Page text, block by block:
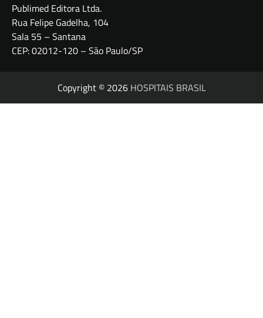
Publimed Editora Ltda.
Rua Felipe Gadelha, 104
Sala 55 – Santana
CEP: 02012-120 – São Paulo/SP
Copyright © 2026 HOSPITAIS BRASIL